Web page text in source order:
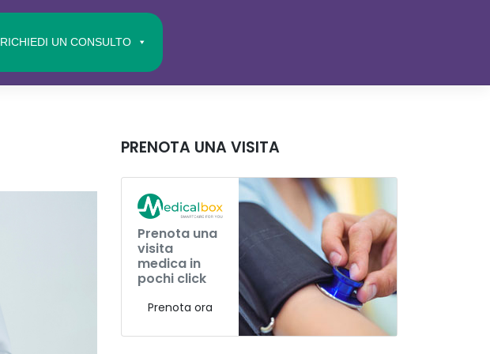
RICHIEDI UN CONSULTO
PRENOTA UNA VISITA
Prenota una
visita
medica in
pochi click
Prenota ora